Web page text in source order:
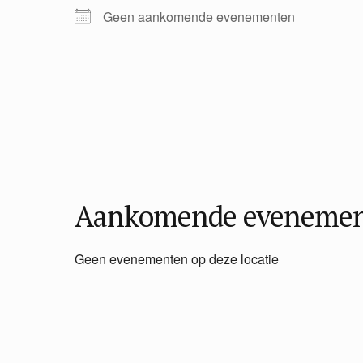
Geen aankomende evenementen
Aankomende
Geen evenementen op deze locatie